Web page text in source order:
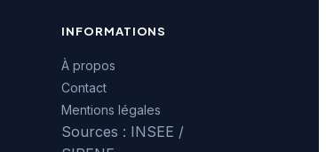
INFORMATIONS
À propos
Contact
Mentions légales
Sources : INSEE /